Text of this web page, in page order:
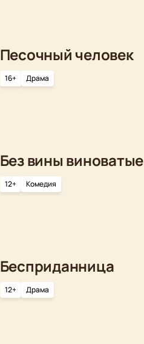
Песочный человек
16+ Драма
Без вины виноватые
12+ Комедия
Бесприданница
12+ Драма